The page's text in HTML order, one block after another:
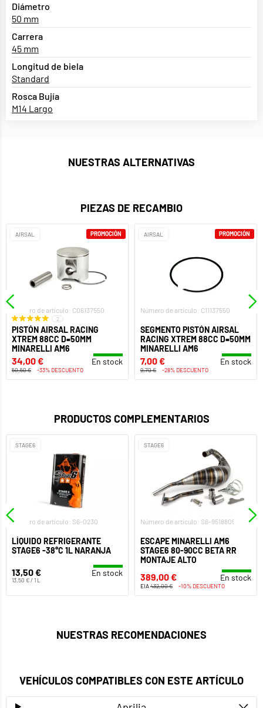
Diámetro
50 mm
Carrera
45 mm
Longitud de biela
Standard
Rosca Bujía
M14 Largo
NUESTRAS ALTERNATIVAS
PIEZAS DE RECAMBIO
AIRSAL
Número de artículo: C06137550
2
PISTÓN AIRSAL RACING
XTREM 88CC D=50MM
MINARELLI AM6
34,00 € En stock
50,50 € -33% DESCUENTO
PROMOCIÓN AIRSAL
Número de artículo: C11137550
SEGMENTO PISTÓN AIRSAL
RACING XTREM 88CC D=50MM
MINARELLI AM6
7,00 € En stock
9,70 € -28% DESCUENTO
PROMOCIÓN
PRODUCTOS COMPLEMENTARIOS
STAGE6
Número de artículo: S6-0230
LÍQUIDO REFRIGERANTE
STAGE6 -38°C 1L NARANJA
13,50 €
13,50 € / 1 L
En stock
STAGE6
Número de artículo: S6-9518805
ESCAPE MINARELLI AM6
STAGE6 80-90CC BETA RR
MONTAJE ALTO
389,00 € En stock
EIA432,00 € -10% DESCUENTO
NUESTRAS RECOMENDACIONES
VEHÍCULOS COMPATIBLES CON ESTE ARTÍCULO